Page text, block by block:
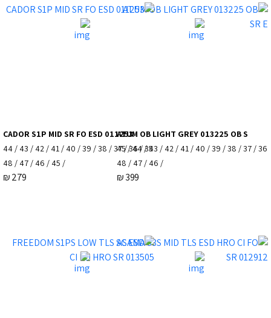
ATUM OB LIGHT GREY 013225 OB S
36 / 37 / 38 / 39 / 40 / 41 / 42 / 43 / 44 / 45
/ 46 / 47 / 48
399
₪
CADOR S1P MID SR FO ESD 011253
35 / 36 / 37 / 38 / 39 / 40 / 41 / 42 / 43 / 44
/ 45 / 46 / 47 / 48
279
₪